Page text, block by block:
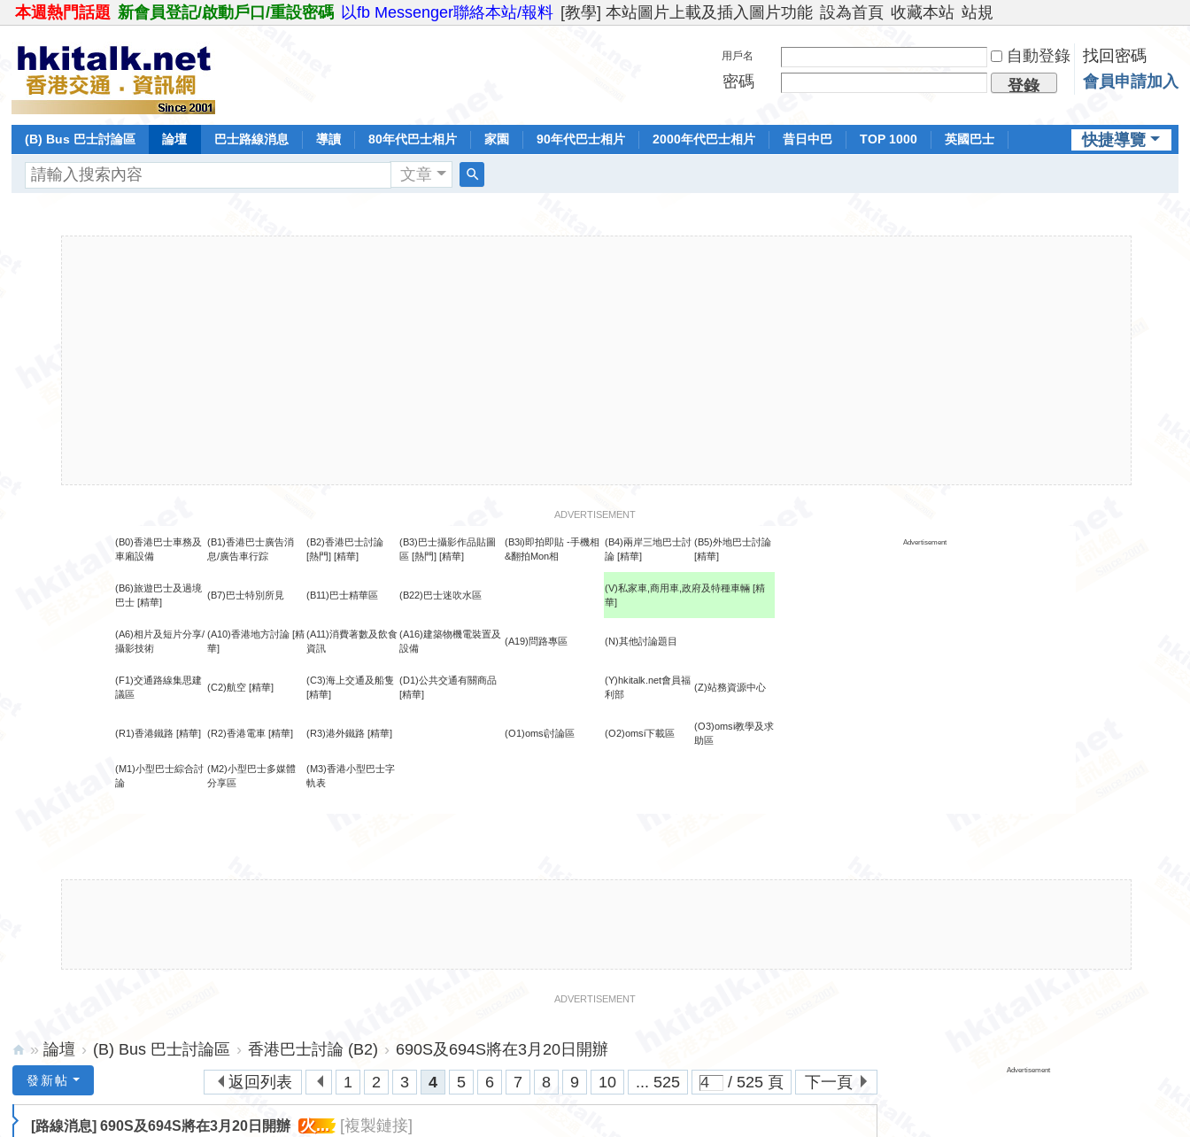
本週熱門話題 新會員登記/啟動戶口/重設密碼 以fb Messenger聯絡本站/報料 [教學] 本站圖片上載及插入圖片功能 設為首頁 收藏本站 站規
用戶名 自動登錄
找回密碼
密碼
登錄 會員申請加入
快捷導覽
(B) Bus 巴士討論區 論壇 巴士路線消息 導讀 80年代巴士相片 家園 90年代巴士相片 2000年代巴士相片 昔日中巴 TOP 1000
英國巴士
文章
ADVERTISEMENT
(B0)香港巴士車務及
車廂設備
(B1)香港巴士廣告消
息/廣告車行踪
(B2)香港巴士討論
[熱門] [精華]
(B3)巴士攝影作品貼圖
區 [熱門] [精華]
(B3i)即拍即貼 -手機相
&翻拍Mon相
(B4)兩岸三地巴士討
論 [精華]
(B5)外地巴士討論
[精華]
Advertisement
(B6)旅遊巴士及過境
巴士 [精華]
(B7)巴士特別所見 (B11)巴士精華區 (B22)巴士迷吹水區
(V)私家車,商用車,政府及特種車輛 [精
華]
(A6)相片及短片分享/
攝影技術
(A10)香港地方討論 [精
華]
(A11)消費著數及飲食
資訊
(A16)建築物機電裝置及
設備
(A19)問路專區 (N)其他討論題目
(F1)交通路線集思建
議區
(C2)航空 [精華]
(C3)海上交通及船隻
[精華]
(D1)公共交通有關商品
[精華]
(Y)hkitalk.net會員福
利部
(Z)站務資源中心
(R1)香港鐵路 [精華] (R2)香港電車 [精華] (R3)港外鐵路 [精華] (O1)omsi討論區 (O2)omsi下載區
(O3)omsi教學及求
助區
(M1)小型巴士綜合討
論
(M2)小型巴士多媒體
分享區
(M3)香港小型巴士字
軌表
ADVERTISEMENT
lk.
» 論壇 › (B) Bus 巴士討論區 › 香港巴士討論 (B2) › 690S及694S將在3月20日開辦
1
2 3 4 5 6 7 8 9 10 ... 525 / 525 頁 下一頁
返回列表
發新帖
[路線消息]690S及694S將在3月20日開辦 火... [複製鏈接]
Advertisement